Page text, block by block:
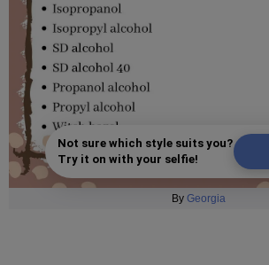
Not sure which style suits you?
Try it on with your selfie!
By Georgia